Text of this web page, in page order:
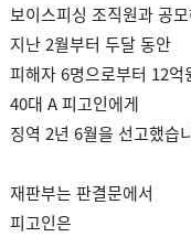
보이스피싱 조직원과 공
지난 2월부터 두달 동안
피해자 6명으로부터 12
40대 A 피고인에게
징역 2년 6월을 선고했습
재판부는 판결문에서
피고인은